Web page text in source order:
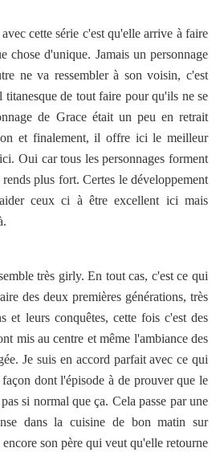
cette série c'est qu'elle arrive à faire
chose d'unique. Jamais un personnage
ne va ressembler à son voisin, c'est
de tout faire pour qu'ils ne se
de Grace était un peu en retrait
et finalement, il offre ici le meilleur
Oui car tous les personnages forment
plus fort. Certes le développement
ceux ci à être excellent ici mais
très girly. En tout cas, c'est ce qui
des deux premières générations, très
et leurs conquêtes, cette fois c'est des
mis au centre et même l'ambiance des
Je suis en accord parfait avec ce qui
dont l'épisode à de prouver que le
si normal que ça. Cela passe par une
dans la cuisine de bon matin sur
son père qui veut qu'elle retourne